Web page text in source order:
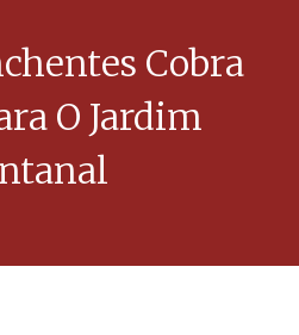
Cobra
O Jardim